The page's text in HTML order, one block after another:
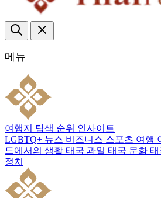
메뉴
여행지 탐색 순위 인사이트
LGBTQ+ 뉴스 비즈니스 스포츠 여행
드에서의 생활 태국 과일 태국 문화 태
정치